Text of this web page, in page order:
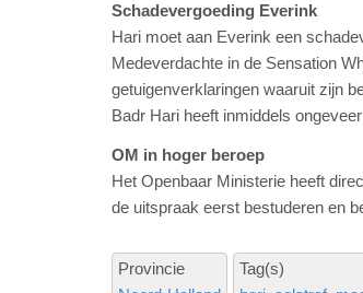
Schadevergoeding Everink
Hari moet aan Everink een
Medeverdachte in de Sensation
getuigenverklaringen waaruit zijn
Badr Hari heeft inmiddels
OM in hoger beroep
Het Openbaar Ministerie heeft
de uitspraak eerst bestuderen en
Provincie
Tag(s)